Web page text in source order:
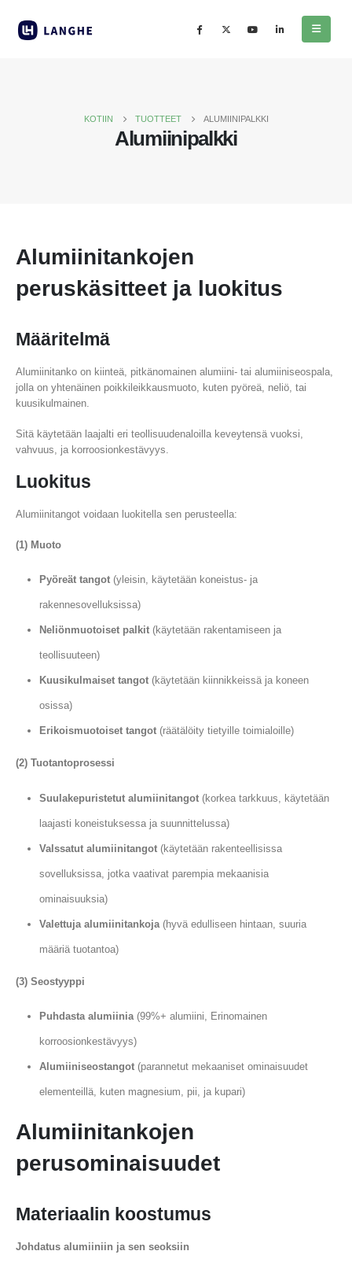
KOTIIN TUOTTEET ALUMIINIPALKKI
Alumiinipalkki
Alumiinitankojen
peruskäsitteet ja luokitus
Määritelmä
Alumiinitanko on kiinteä, pitkänomainen alumiini- tai alumiiniseospala,
jolla on yhtenäinen poikkileikkausmuoto, kuten pyöreä, neliö, tai
kuusikulmainen.
Sitä käytetään laajalti eri teollisuudenaloilla keveytensä vuoksi,
vahvuus, ja korroosionkestävyys.
Luokitus
Alumiinitangot voidaan luokitella sen perusteella:
(1) Muoto
Pyöreät tangot(yleisin, käytetään koneistus- ja
rakennesovelluksissa)
Neliönmuotoiset palkit(käytetään rakentamiseen ja
teollisuuteen)
Kuusikulmaiset tangot(käytetään kiinnikkeissä ja koneen
osissa)
Erikoismuotoiset tangot(räätälöity tietyille toimialoille)
(2) Tuotantoprosessi
Suulakepuristetut alumiinitangot(korkea tarkkuus, käytetään
laajasti koneistuksessa ja suunnittelussa)
Valssatut alumiinitangot(käytetään rakenteellisissa
sovelluksissa, jotka vaativat parempia mekaanisia
ominaisuuksia)
Valettuja alumiinitankoja(hyvä edulliseen hintaan, suuria
määriä tuotantoa)
(3) Seostyyppi
Puhdasta alumiinia(99%+ alumiini, Erinomainen
korroosionkestävyys)
Alumiiniseostangot(parannetut mekaaniset ominaisuudet
elementeillä, kuten magnesium, pii, ja kupari)
Alumiinitankojen
perusominaisuudet
Materiaalin koostumus
Johdatus alumiiniin ja sen seoksiin